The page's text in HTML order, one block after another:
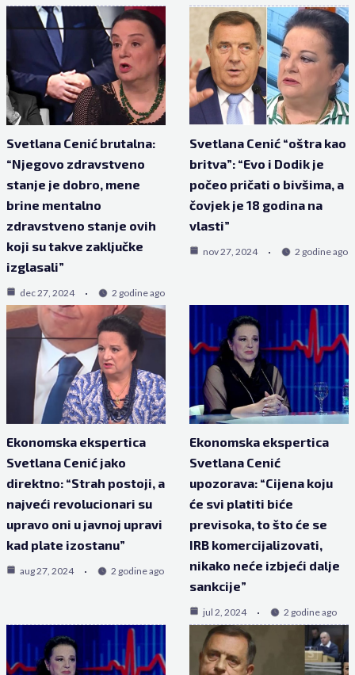
Svetlana Cenić brutalna:
“Njegovo zdravstveno
stanje je dobro, mene
brine mentalno
zdravstveno stanje ovih
koji su takve zaključke
izglasali”
dec 27, 2024 2 godine ago
Svetlana Cenić “oštra kao
britva”: “Evo i Dodik je
počeo pričati o bivšima, a
čovjek je 18 godina na
vlasti”
nov 27, 2024 2 godine ago
Ekonomska ekspertica
Svetlana Cenić jako
direktno: “Strah postoji, a
najveći revolucionari su
upravo oni u javnoj upravi
kad plate izostanu”
aug 27, 2024 2 godine ago
Ekonomska ekspertica
Svetlana Cenić
upozorava: “Cijena koju
će svi platiti biće
previsoka, to što će se
IRB komercijalizovati,
nikako neće izbjeći dalje
sankcije”
jul 2, 2024 2 godine ago